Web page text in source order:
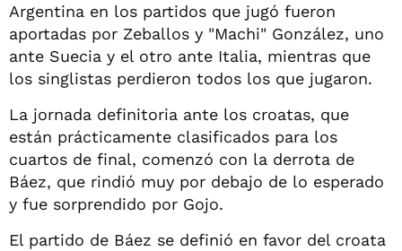
Argentina en los partidos que jugó fueron
aportadas por Zeballos y "Machi" González, uno
ante Suecia y el otro ante Italia, mientras que
los singlistas perdieron todos los que jugaron.
La jornada definitoria ante los croatas, que
están prácticamente clasificados para los
cuartos de final, comenzó con la derrota de
Báez, que rindió muy por debajo de lo esperado
y fue sorprendido por Gojo.
El partido de Báez se definió en favor del croata